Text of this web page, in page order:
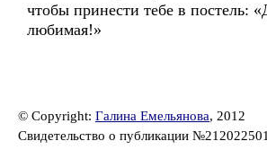
чтобы принести тебе в постель:
любимая!»
© Copyright: Галина Емельянова, 2012
Свидетельство о публикации